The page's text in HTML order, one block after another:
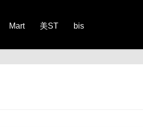
Mart 美ST bis